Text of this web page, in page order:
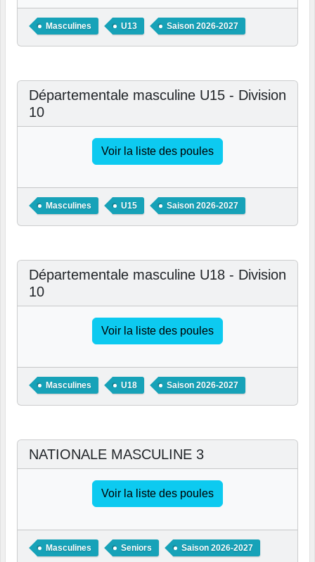
Masculines U13 Saison 2026-2027
Départementale masculine U15 - Division
10
Voir la liste des poules
Masculines U15 Saison 2026-2027
Départementale masculine U18 - Division
10
Voir la liste des poules
Masculines U18 Saison 2026-2027
NATIONALE MASCULINE 3
Voir la liste des poules
Masculines Seniors Saison 2026-2027